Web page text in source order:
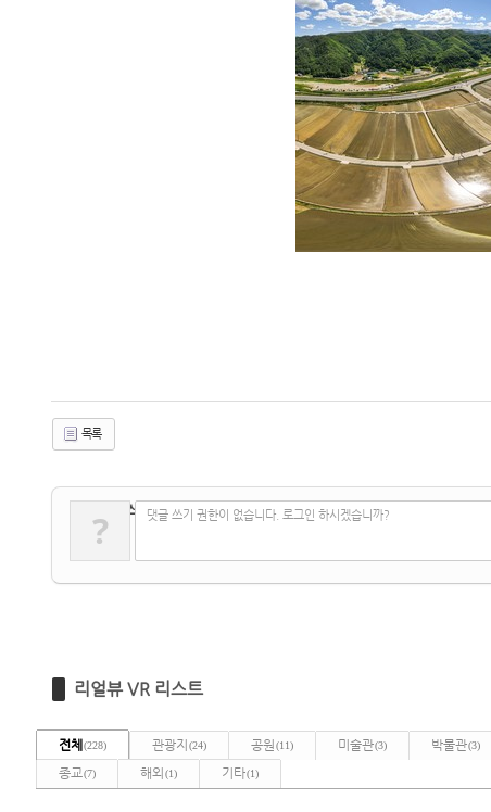
목록
댓글 쓰기
? 댓글 쓰기 권한이 없습니다. 로그인 하시겠습니까?
리얼뷰 VR 리스트
전체 (228) 관광지 (24) 공원 (11) 미술관(3) 박물관(3)
종교(7) 해외 (1) 기타(1)